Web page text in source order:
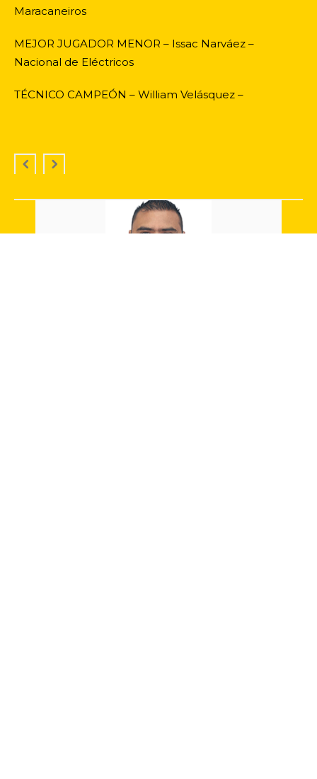
Maracaneiros
MEJOR JUGADOR MENOR – Issac Narváez –
Nacional de Eléctricos
TÉCNICO CAMPEÓN – William Velásquez –